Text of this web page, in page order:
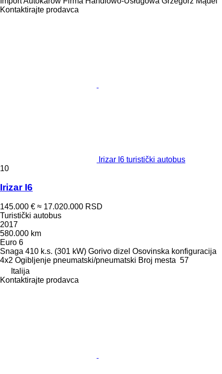
Kontaktirajte prodavca
Irizar I6 turistički autobus
10
Irizar I6
145.000 € ≈ 17.020.000 RSD
Turistički autobus
2017
580.000 km
Euro 6
Snaga 410 k.s. (301 kW) Gorivo dizel Osovinska konfiguracija
4x2 Ogibljenje pneumatski/pneumatski Broj mesta 57
Italija
Kontaktirajte prodavca